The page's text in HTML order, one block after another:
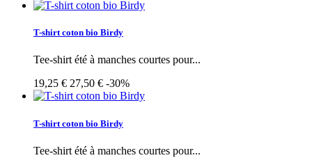
T-shirt coton bio Birdy
Tee-shirt été à manches courtes pour...
19,25 € 27,50 € -30%
T-shirt coton bio Birdy
Tee-shirt été à manches courtes pour...